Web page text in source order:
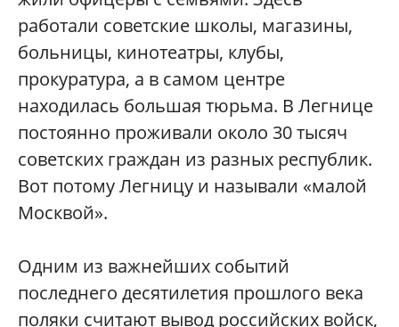
работали советские школы, магазины,
больницы, кинотеатры, клубы,
прокуратура, а в самом центре
находилась большая тюрьма. В Легнице
постоянно проживали около 30 тысяч
советских граждан из разных республик.
Вот потому Легницу и называли «малой
Москвой».
Одним из важнейших событий
последнего десятилетия прошлого века
поляки считают вывод российских войск,